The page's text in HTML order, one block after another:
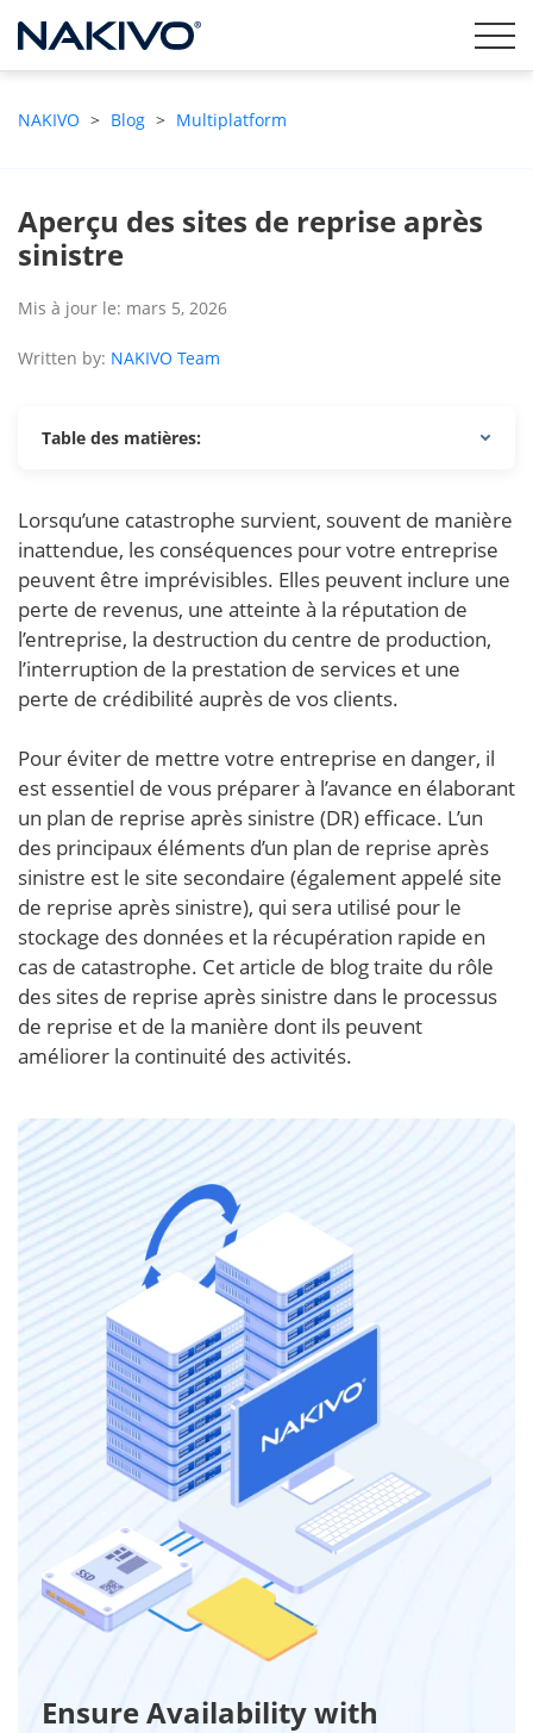
NAKIVO > Blog > Multiplatform
Aperçu des sites de reprise après
sinistre
Mis à jour le: mars 5, 2026
Written by: NAKIVO Team
Table des matières:
Lorsqu’une catastrophe survient, souvent de manière
inattendue, les conséquences pour votre entreprise
peuvent être imprévisibles. Elles peuvent inclure une
perte de revenus, une atteinte à la réputation de
l’entreprise, la destruction du centre de production,
l’interruption de la prestation de services et une
perte de crédibilité auprès de vos clients.
Pour éviter de mettre votre entreprise en danger, il
est essentiel de vous préparer à l’avance en élaborant
un plan de reprise après sinistre (DR) efficace. L’un
des principaux éléments d’un plan de reprise après
sinistre est le site secondaire (également appelé site
de reprise après sinistre), qui sera utilisé pour le
stockage des données et la récupération rapide en
cas de catastrophe. Cet article de blog traite du rôle
des sites de reprise après sinistre dans le processus
de reprise et de la manière dont ils peuvent
améliorer la continuité des activités.
Ensure Availability with